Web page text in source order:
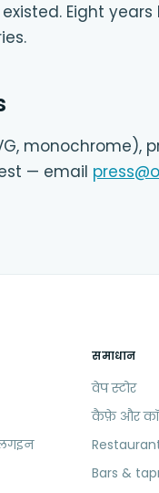
Eight
— email
समाधान
वेप स्टोर
कैफ़े और
Bars &